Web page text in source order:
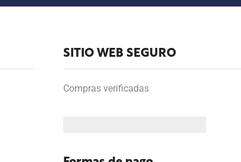
SITIO WEB SEGURO
Compras verificadas